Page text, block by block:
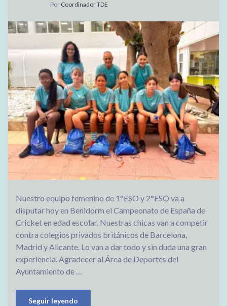
Por Coordinador TDE
Nuestro equipo femenino de 1°ESO y 2°ESO va a
disputar hoy en Benidorm el Campeonato de España de
Cricket en edad escolar. Nuestras chicas van a competir
contra colegios privados británicos de Barcelona,
Madrid y Alicante. Lo van a dar todo y sin duda una gran
experiencia. Agradecer al Área de Deportes del
Ayuntamiento de …
Seguir leyendo